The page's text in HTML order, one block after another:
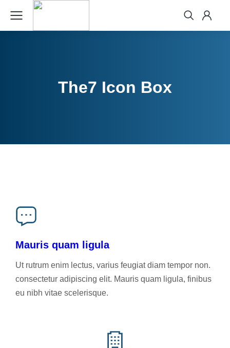
The7 Icon Box
Mauris quam ligula
Ut rutrum enim lectus, varius feugiat diam tempor non.
consectetur adipiscing elit. Mauris quam ligula, finibus
eu nibh vitae scelerisque.